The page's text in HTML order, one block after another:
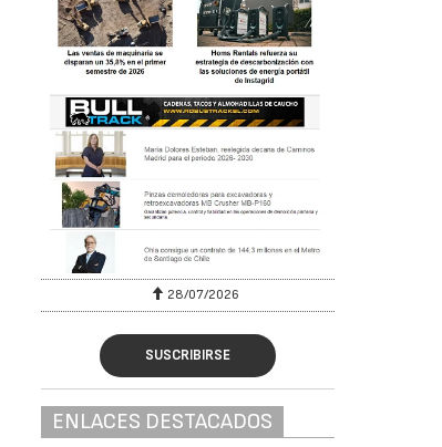
28/07/2026
SUSCRIBIRSE
ENLACES DESTACADOS